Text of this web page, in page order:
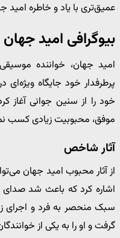
عمیق‌تری با یاد و خاطره امید
بیوگرافی امید جهان
امید جهان، خواننده
پرطرفدار خود جایگاه
خود را از سنین جوانی آغاز
موفق، محبوبیت زیادی کسب
آثار شاخص
از آثار محبوب امید جهان
اشاره کرد که باعث شد صدای
سبک منحصر به فرد و اجرای
گرفت و او را به یکی از